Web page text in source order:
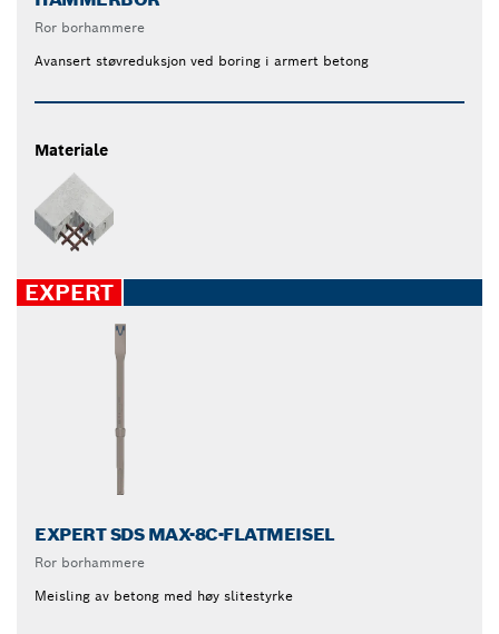
Ror borhammere
Avansert støvreduksjon ved boring i armert betong
Materiale
EXPERT
EXPERT SDS MAX-8C-FLATMEISEL
Ror borhammere
Meisling av betong med høy slitestyrke